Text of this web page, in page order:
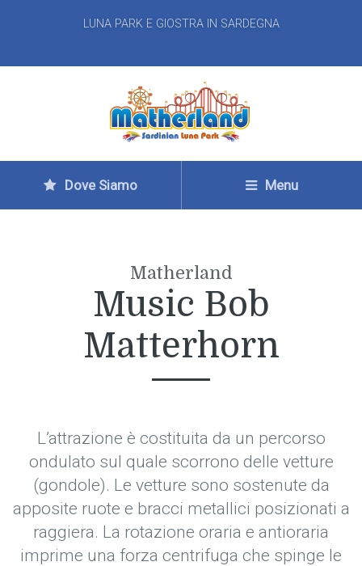
LUNA PARK E GIOSTRA IN SARDEGNA
Dove Siamo Menu
Matherland
Music Bob
Matterhorn
L’attrazione è costituita da un percorso
ondulato sul quale scorrono delle vetture
(gondole). Le vetture sono sostenute da
apposite ruote e bracci metallici posizionati a
raggiera. La rotazione oraria e antioraria
imprime una forza centrifuga che spinge le